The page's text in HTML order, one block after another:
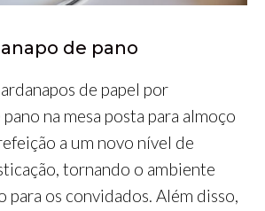
de pano
de papel por
na mesa posta para almoço
a um novo nível de
tornando o ambiente
para os convidados. Além disso,